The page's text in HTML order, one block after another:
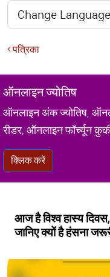
पत्रिका
ऑनलाइन ज्योतिष
ऑनलाइन अंक ज्योतिष,
रीडर, ऑनलाइन फॉर्च्यून
क्लिक करें
आज है विश्व हास्य
जानिए क्यों है हंसना